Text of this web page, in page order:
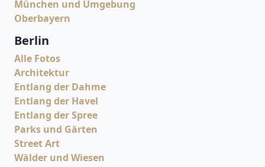
München und Umgebung
Oberbayern
Berlin
Alle Fotos
Architektur
Entlang der Dahme
Entlang der Havel
Entlang der Spree
Parks und Gärten
Street Art
Wälder und Wiesen